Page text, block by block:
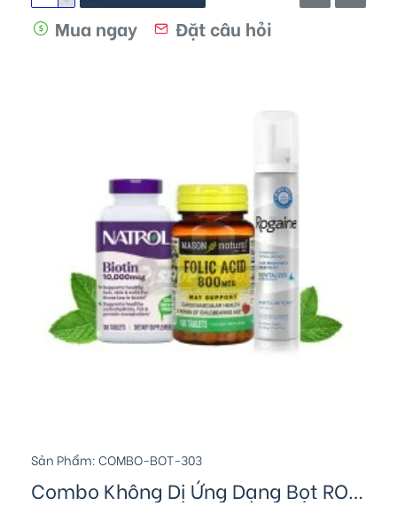
Mua ngay Đặt câu hỏi
Sản Phẩm:COMBO-BOT-303
Combo Không Dị Ứng Dạng Bọt ROGAINE - Biotin & Folic